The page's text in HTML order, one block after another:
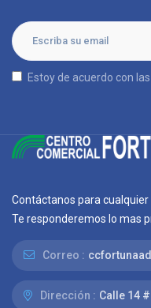
Estoy de acuerdo con las
Contáctanos para cualquier
Te responderemos lo mas
Correo :
Dirección : Calle 14